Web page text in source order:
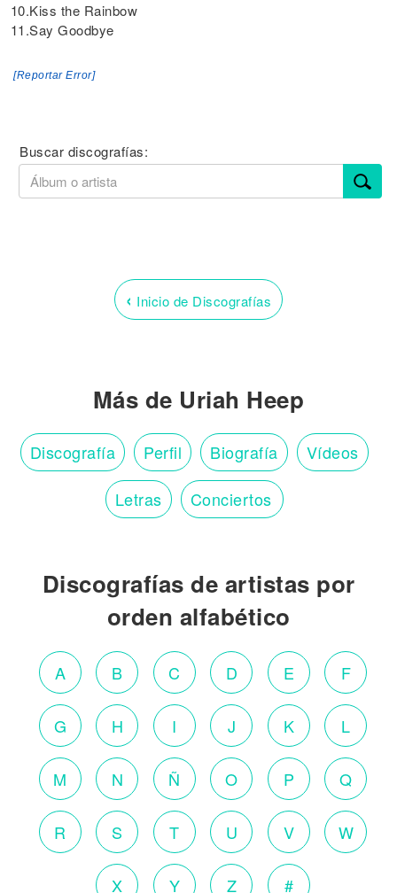
10.Kiss the Rainbow
11.Say Goodbye
[Reportar Error]
Buscar discografías:
‹ Inicio de Discografías
Más de Uriah Heep
Discografía Perfil Biografía Vídeos
Letras Conciertos
Discografías de artistas por
orden alfabético
A B C D E F
G H I J K L
M N Ñ O P Q
R S T U V W
X Y Z #